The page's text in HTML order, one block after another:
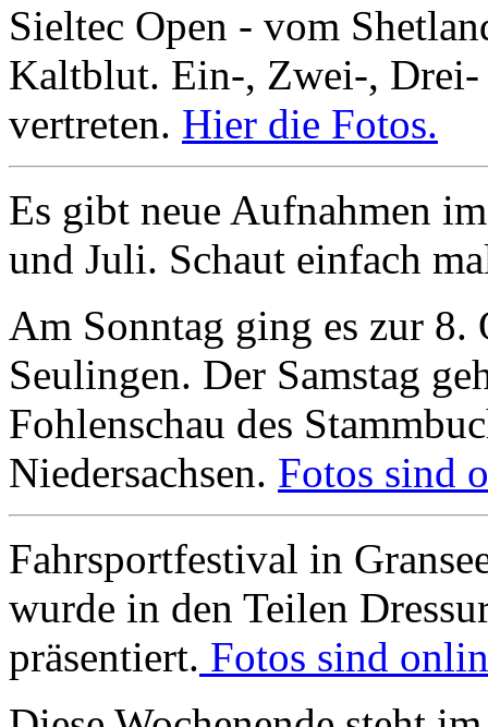
Sieltec Open - vom
Kaltblut. Ein-, Zwei-, Drei-
vertreten. Hier die Fotos.
Es gibt neue Aufnahmen
und Juli. Schaut einfach
Am Sonntag ging es zur 8.
Seulingen. Der Samstag
Fohlenschau des
Niedersachsen. Fotos sind
Fahrsportfestival in
wurde in den Teilen
präsentiert. Fotos sind